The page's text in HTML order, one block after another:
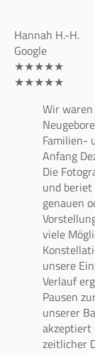
Hannah H.-H.
Google
★★★★★
★★★★★
Wir
Familien-
Anfang
Die
und
genauen
viele
unsere
Verlauf
Pausen
unserer
akzeptiert
zeitlicher